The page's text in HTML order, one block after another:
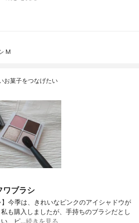
M
お菓子をつなげたい
ワブラシ
】今季は、きれいなピンクのアイシャドウが
も購入しましたが、手持ちのブラシだとし
い、ピ…続きを見る